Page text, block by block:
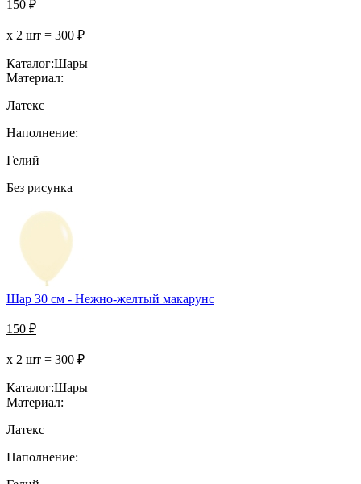
150 ₽
х 2 шт = 300 ₽
Каталог:Шары
Материал:
Латекс
Наполнение:
Гелий
Без рисунка
Шар 30 см - Нежно-желтый макарунс
150 ₽
х 2 шт = 300 ₽
Каталог:Шары
Материал:
Латекс
Наполнение: